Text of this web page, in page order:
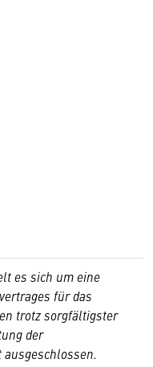
es sich um eine
für das
trotz sorgfältigster
der